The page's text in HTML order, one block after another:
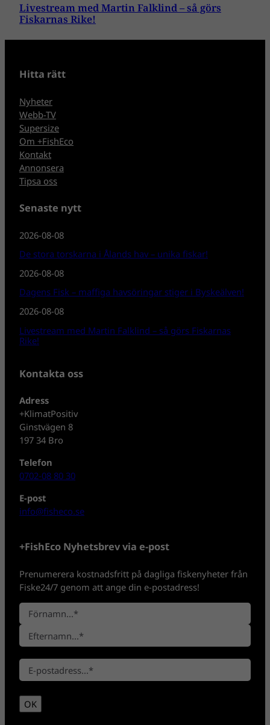
Livestream med Martin Falklind – så görs
Fiskarnas Rike!
Hitta rätt
Nyheter
Webb-TV
Supersize
Om +FishEco
Kontakt
Annonsera
Tipsa oss
Senaste nytt
2026-08-08
De stora torskarna i Ålands hav – unika fiskar!
2026-08-08
Dagens Fisk – maffiga havsöringar stiger i Byskeälven!
2026-08-08
Livestream med Martin Falklind – så görs Fiskarnas
Rike!
Kontakta oss
Adress
+KlimatPositiv
Ginstvägen 8
197 34 Bro
Telefon
0702-08 80 30
E-post
info@fisheco.se
+FishEco Nyhetsbrev via e-post
Prenumerera kostnadsfritt på dagliga fiskenyheter från
Fiske24/7 genom att ange din e-postadress!
N
a
n
*
F
ö
r
a
m
n
t
e
E
-
OK